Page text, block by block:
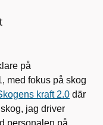
på
med fokus på skog
kraft 2.0 där
jag driver
personalen på